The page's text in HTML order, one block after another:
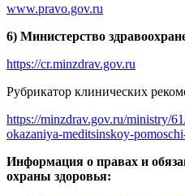
www.pravo.gov.ru
6) Министерство
https://cr.minzdrav.gov.ru
Рубрикатор клинических
https://minzdrav.gov.ru/ministry/
okazaniya-meditsinskoy-
Информация о правах и
охраны здоровья: